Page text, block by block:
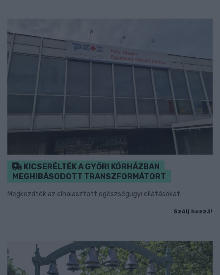
KICSERÉLTÉK A GYŐRI KÓRHÁZBAN
MEGHIBÁSODOTT TRANSZFORMÁTORT
Megkezdték az elhalasztott egészségügyi ellátásokat.
Szólj hozzá!